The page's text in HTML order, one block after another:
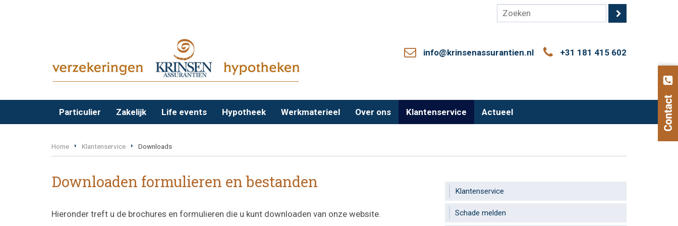
info@krinsenassurantien.nl +31 181 415 602
Particulier Zakelijk Life events Hypotheek Werkmaterieel Over ons Klantenservice Actueel
Home Klantenservice Downloads
Downloaden formulieren en bestanden
Hieronder treft u de brochures en formulieren die u kunt downloaden van onze website.
Klantenservice
Schade melden